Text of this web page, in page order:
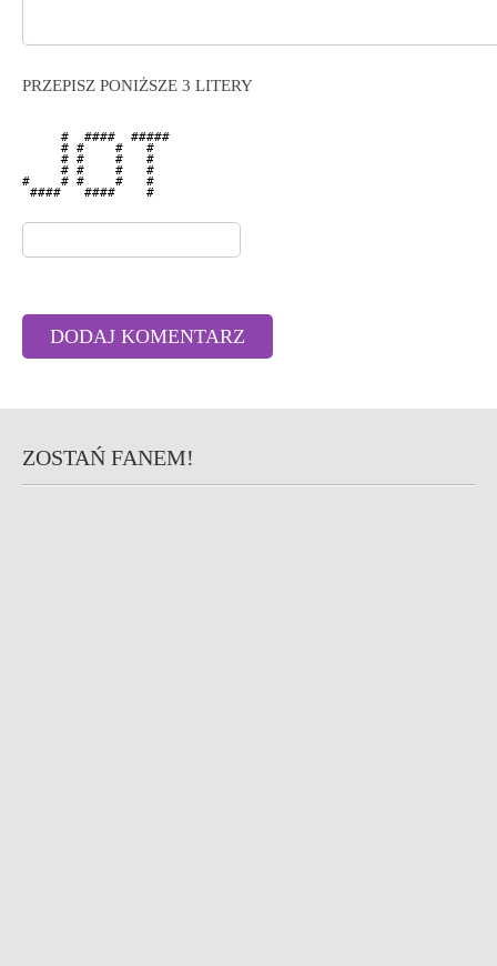
PRZEPISZ PONIŻSZE 3 LITERY
     #  ####  #####
     # #    #   #
     # #    #   #
     # #    #   #
#    # #    #   #
####   ####    #
ZOSTAŃ FANEM!